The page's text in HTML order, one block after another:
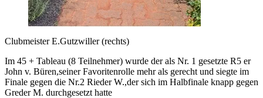
Clubmeister E.Gutzwiller (rechts)
Im 45 + Tableau (8 Teilnehmer) wurde der als Nr. 1 gesetzte R5 er
John v. Büren,seiner Favoritenrolle mehr als gerecht und siegte im
Finale gegen die Nr.2 Rieder W.,der sich im Halbfinale knapp gegen
Greder M. durchgesetzt hatte